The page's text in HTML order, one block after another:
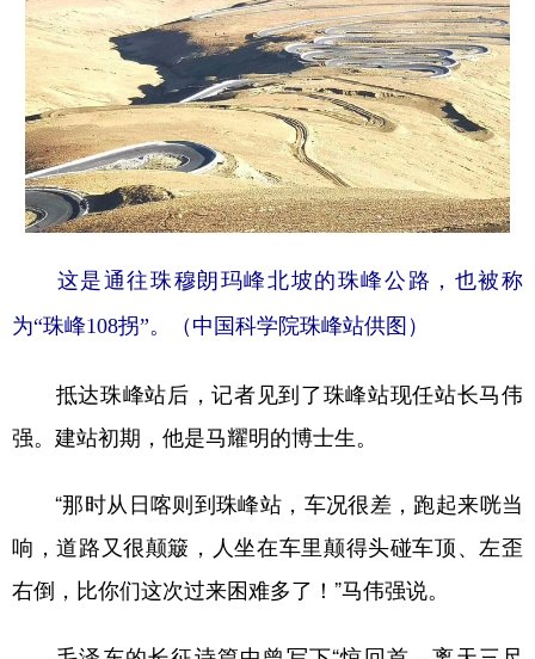
这是通往珠穆朗玛峰北坡的珠峰公路，也被称
为“珠峰108拐”。（中国科学院珠峰站供图）
抵达珠峰站后，记者见到了珠峰站现任站长马伟
强。建站初期，他是马耀明的博士生。
“那时从日喀则到珠峰站，车况很差，跑起来咣当
响，道路又很颠簸，人坐在车里颠得头碰车顶、左歪
右倒，比你们这次过来困难多了！”马伟强说。